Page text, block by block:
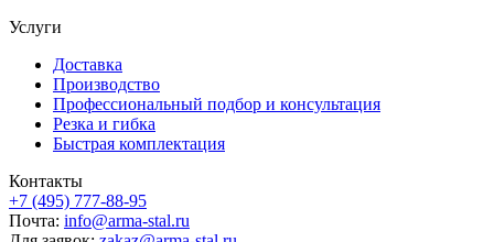
Услуги
Доставка
Производство
Профессиональный подбор и консультация
Резка и гибка
Быстрая комплектация
Контакты
+7 (495) 777-88-95
Почта: info@arma-stal.ru